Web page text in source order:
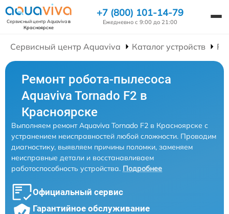
Сервисный центр Aquavivaв
Красноярске
+7 (800) 101-14-79
Ежедневно с 9:00 до 21:00
Сервисный центр Aquaviva Каталог устройств
Ремонт робота-пылесоса
Aquaviva Tornado F2 в
Красноярске
Выполняем ремонт Aquaviva Tornado F2 в Красноярске с
устранением неисправностей любой сложности. Проводим
диагностику, выявляем причины поломки, заменяем
неисправные детали и восстанавливаем
работоспособность устройства. Подробнее
Официальный сервис
Гарантийное обслуживание